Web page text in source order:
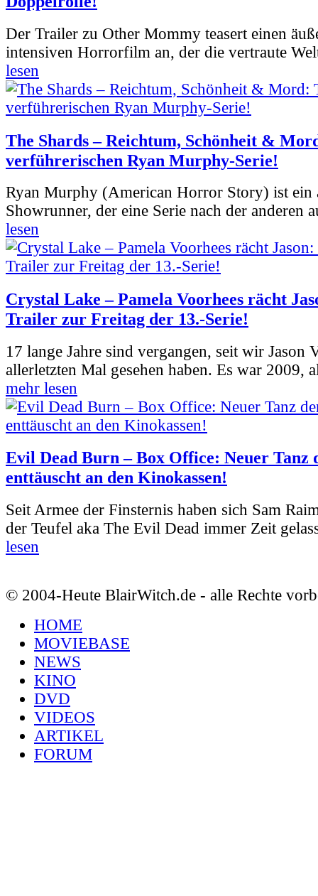
Der Trailer zu Other Mommy teasert einen
intensiven Horrorfilm an, der die vertraute
lesen
The Shards – Reichtum, Schönheit &
verführerischen Ryan Murphy-Serie!
Ryan Murphy (American Horror Story) ist ein
Showrunner, der eine Serie nach der anderen
lesen
Crystal Lake – Pamela Voorhees rächt
Trailer zur Freitag der 13.-Serie!
17 lange Jahre sind vergangen, seit wir Jason
allerletzten Mal gesehen haben. Es war 2009,
mehr lesen
Evil Dead Burn – Box Office: Neuer Tanz
enttäuscht an den Kinokassen!
Seit Armee der Finsternis haben sich Sam
der Teufel aka The Evil Dead immer Zeit
lesen
© 2004-Heute BlairWitch.de - alle Rechte
HOME
MOVIEBASE
NEWS
KINO
DVD
VIDEOS
ARTIKEL
FORUM